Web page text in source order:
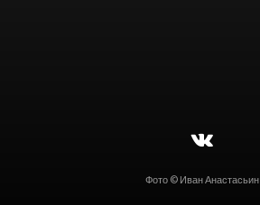
$
Фото © Иван Анастасьин